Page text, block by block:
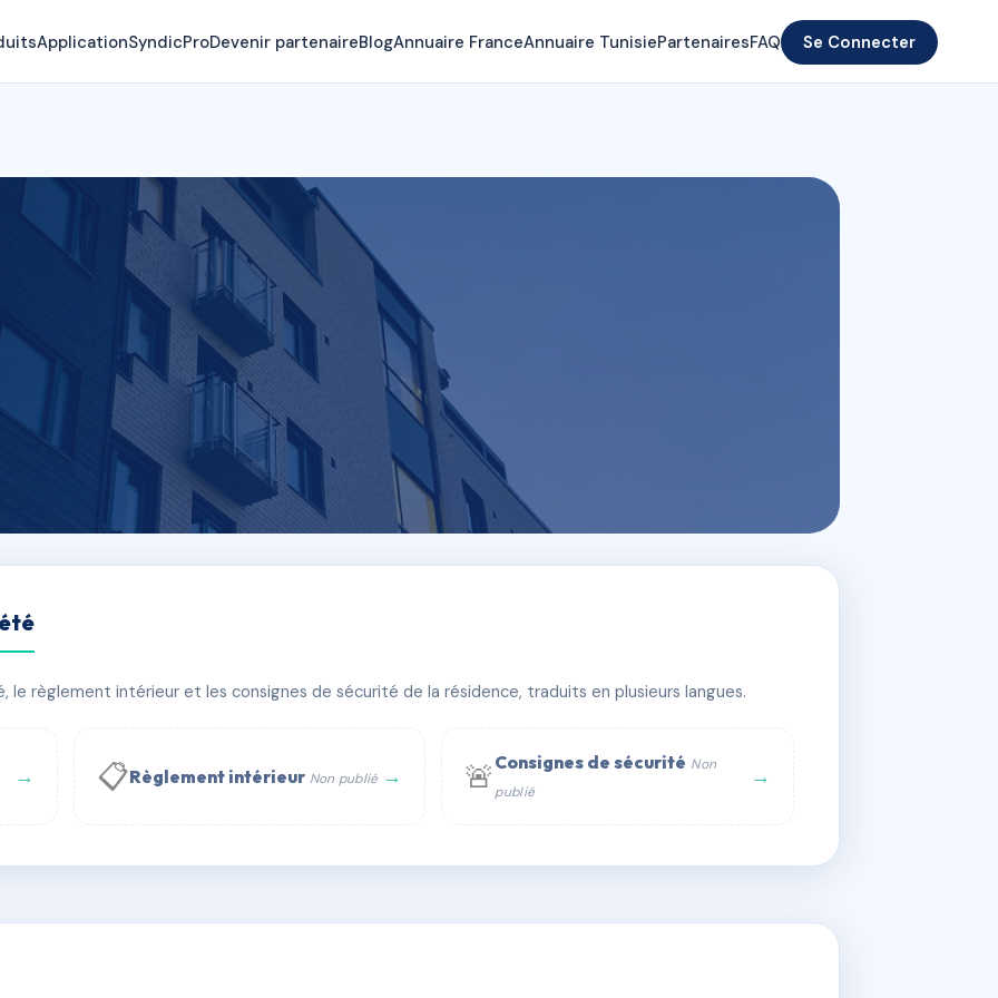
ApplicationSyndicProDevenir partenaireBlogAnnuaire FranceAnnuaire TunisiePartenairesFAQ Se Connecter
WhatsApp
règlement intérieur et les consignes de sécurité de la résidence, traduits en plusieurs langues.
→ 📋Règlement intérieur Non publié → 🚨 Consignes de sécurité Non
publié
→
AE3135696 🇫🇷